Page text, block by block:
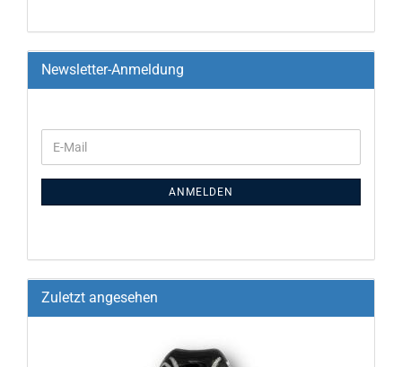
Newsletter-Anmeldung
ANMELDEN
Zuletzt angesehen